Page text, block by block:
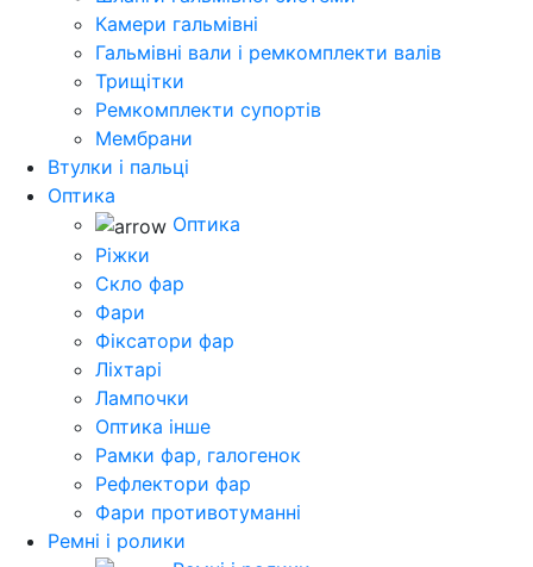
Камери гальмівні
Гальмівні вали і ремкомплекти валів
Трищітки
Ремкомплекти супортів
Мембрани
Втулки і пальці
Оптика
Оптика
Ріжки
Скло фар
Фари
Фіксатори фар
Ліхтарі
Лампочки
Оптика інше
Рамки фар, галогенок
Рефлектори фар
Фари противотуманні
Ремні і ролики